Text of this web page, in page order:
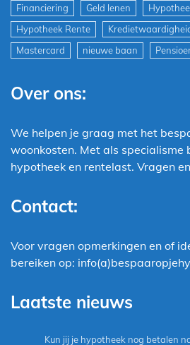
Financiering
Geld lenen
Hypotheek Rente
Mastercard
nieuwe baan
Over ons:
We helpen je graag met het
woonkosten. Met als specialisme
hypotheek en rentelast. Vragen
Contact:
Voor vragen opmerkingen en of
bereiken op:
Laatste nieuws
Kun jij je hypotheek nog betalen